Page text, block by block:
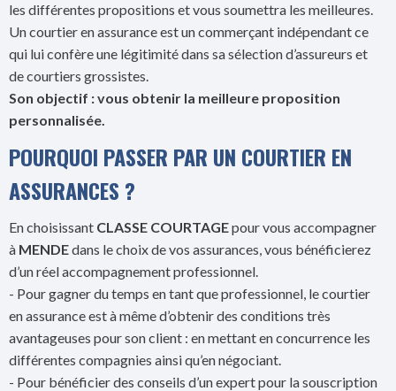
les différentes propositions et vous soumettra les meilleures.
Un courtier en assurance est un commerçant indépendant ce
qui lui confère une légitimité dans sa sélection d’assureurs et
de courtiers grossistes.
Son objectif : vous obtenir la meilleure proposition
personnalisée.
POURQUOI PASSER PAR UN COURTIER EN
ASSURANCES ?
En choisissant CLASSE COURTAGEpour vous accompagner
à MENDEdans le choix de vos assurances, vous bénéficierez
d’un réel accompagnement professionnel.
- Pour gagner du temps en tant que professionnel, le courtier
en assurance est à même d’obtenir des conditions très
avantageuses pour son client : en mettant en concurrence les
différentes compagnies ainsi qu’en négociant.
- Pour bénéficier des conseils d’un expert pour la souscription